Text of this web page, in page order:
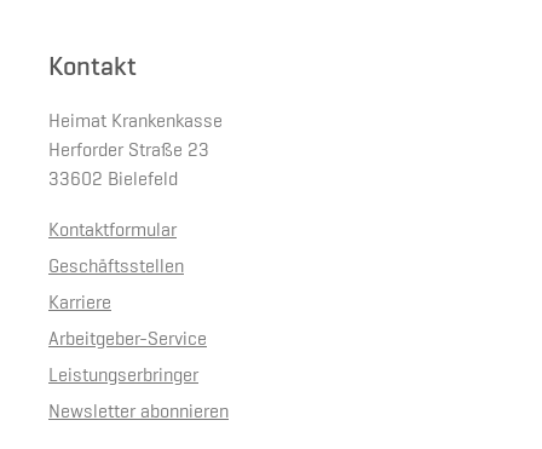
Kontakt
Heimat Krankenkasse
Herforder Straße 23
33602 Bielefeld
Kontaktformular
Geschäftsstellen
Karriere
Arbeitgeber-Service
Leistungserbringer
Newsletter abonnieren